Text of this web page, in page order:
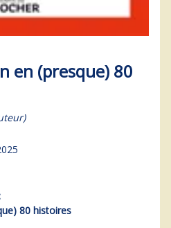
en (presque) 80
80 histoires